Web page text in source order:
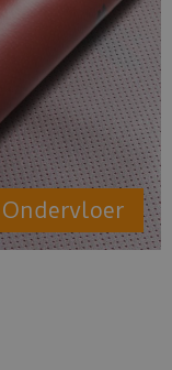
Ondervloer